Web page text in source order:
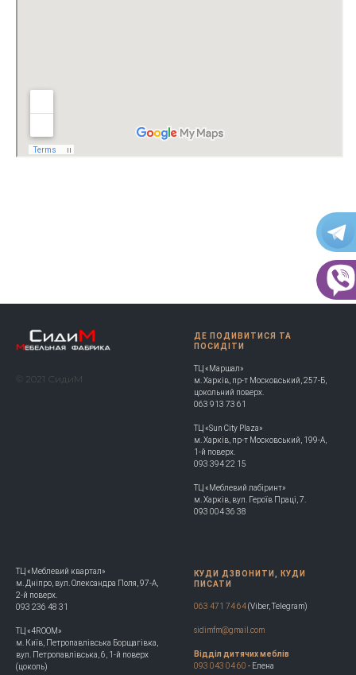
© 2021 СидиМ
ДЕ ПОДИВИТИСЯ ТА
ПОСИДІТИ
ТЦ «Маршал»
м. Харків, пр-т Московський, 257-Б,
цокольний поверх.
063 913 73 61
ТЦ «Sun City Plaza»
м. Харків, пр-т Московський, 199-А,
1-й поверх.
093 394 22 15
ТЦ «Меблевий лабіринт»
м. Харків, вул. Героїв Праці, 7.
093 004 36 38
ТЦ «Меблевий квартал»
м. Дніпро, вул. Олександра Поля, 97-А,
2-й поверх.
093 236 48 31
ТЦ «4ROOM»
м. Київ, Петропавлівська Борщагівка,
вул. Петропавлівська, 6, 1-й поверх
(цоколь)
КУДИ ДЗВОНИТИ, КУДИ
ПИСАТИ
063 471 74 64(Viber, Telegram)
sidimfm@gmail.com
Відділ дитячих меблів
093 043 04 60 - Елена